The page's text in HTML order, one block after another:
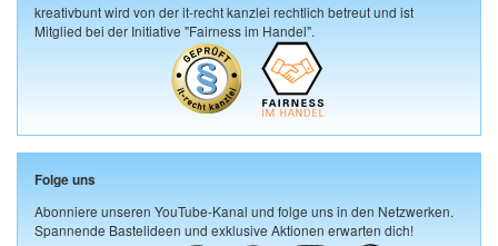
kreativbunt wird von der it-recht kanzlei rechtlich betreut und ist
Mitglied bei der Initiative "Fairness im Handel".
Folge uns
Abonniere unseren YouTube-Kanal und folge uns in den Netzwerken.
Spannende Bastelideen und exklusive Aktionen erwarten dich!